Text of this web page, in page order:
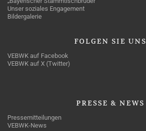
Unser soziales Engagement
Bildergalerie
FOLGEN SIE UNS
VEBWK auf Facebook
VEBWK auf X (Twitter)
PRESSE & NEWS
Pressemitteilungen
VEBWK-News